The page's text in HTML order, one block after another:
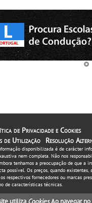
de Privacidade e Cookies
de Utilização
Resolução
disponibilizada é de carácter
nem completa. Não nos
tenhamos a preocupação de que a
possível. Os preços, quando
respectivos fornecedores ou marcas
de características técnicas.
utiliza Cookies. Ao navegar